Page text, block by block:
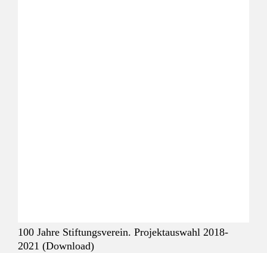
100 Jahre Stiftungsverein. Projektauswahl 2018-
2021 (Download)